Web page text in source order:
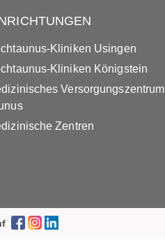
Kliniken Usingen
Kliniken Königstein
Versorgungszentrum
Zentren